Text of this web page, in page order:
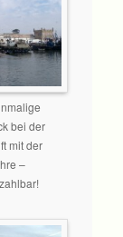
bei der
mit der
–